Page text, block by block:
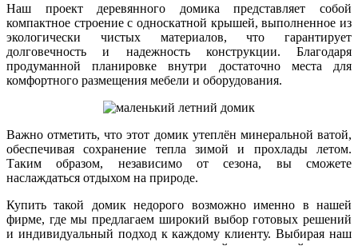
Наш проект деревянного домика представляет собой
компактное строение с односкатной крышей, выполненное из
экологически чистых материалов, что гарантирует
долговечность и надежность конструкции. Благодаря
продуманной планировке внутри достаточно места для
комфортного размещения мебели и оборудования.
Важно отметить, что этот домик утеплён минеральной ватой,
обеспечивая сохранение тепла зимой и прохлады летом.
Таким образом, независимо от сезона, вы сможете
наслаждаться отдыхом на природе.
Купить такой домик недорого возможно именно в нашей
фирме, где мы предлагаем широкий выбор готовых решений
и индивидуальный подход к каждому клиенту. Выбирая наш